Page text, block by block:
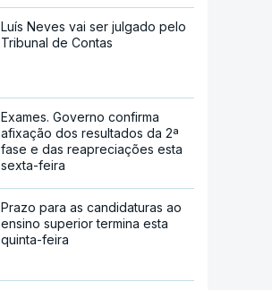
Luís Neves vai ser julgado pelo
Tribunal de Contas
Exames. Governo confirma
afixação dos resultados da 2ª
fase e das reapreciações esta
sexta-feira
Prazo para as candidaturas ao
ensino superior termina esta
quinta-feira